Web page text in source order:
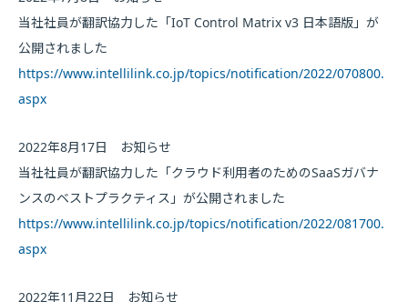
当社社員が翻訳協力した「IoT Control Matrix v3 日本語版」が
公開されました
https://www.intellilink.co.jp/topics/notification/2022/070800.
aspx
2022年8月17日 お知らせ
当社社員が翻訳協力した「クラウド利用者のためのSaaSガバナ
ンスのベストプラクティス」が公開されました
https://www.intellilink.co.jp/topics/notification/2022/081700.
aspx
2022年11月22日 お知らせ